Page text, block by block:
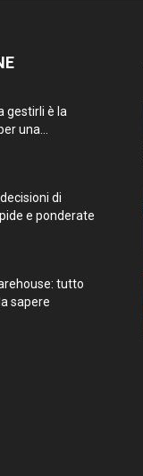
gestirli è la
una...
di
e ponderate
tutto
sapere